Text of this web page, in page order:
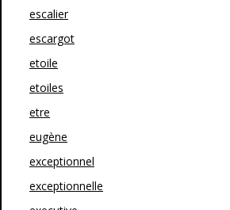
escalier
escargot
etoile
etoiles
etre
eugène
exceptionnel
exceptionnelle